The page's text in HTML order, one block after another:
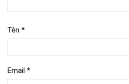
Tên *
Email *